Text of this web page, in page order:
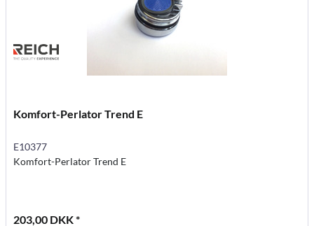
Komfort-Perlator Trend E
E10377
Komfort-Perlator Trend E
203,00 DKK *